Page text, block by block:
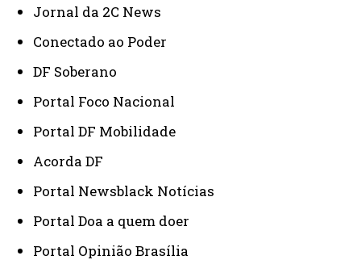
Jornal da 2C News
Conectado ao Poder
DF Soberano
Portal Foco Nacional
Portal DF Mobilidade
Acorda DF
Portal Newsblack Notícias
Portal Doa a quem doer
Portal Opinião Brasília